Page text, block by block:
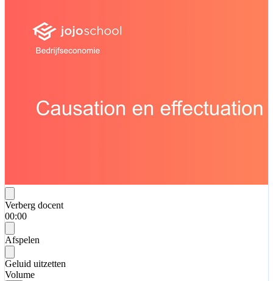
Verberg docent
00:00
Afspelen
Geluid uitzetten
Volume